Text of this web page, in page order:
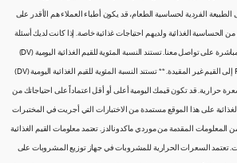
الطبيعة الفردية لحساسية الطعام، قد يكون أطباء العملاء هم الأقدر على
الحساسية الغذائية ولديهم احتياجات غذائية خاصة. إذا كانت لديك أسئلة
حول طعامنا، يُرجى التواصل معنا مباشرة على تواصل معنا. تستند النسبة المئوية للقيم الغذائية اليومية (DV)
والكميات الغذائية الموصى بها RDIs إلى القيم غير المقيدة. ** تستند النسبة المئوية للقيم الغذائية اليومية (DV)
نظام غذائي يحتوي على 2000 سعرة حرارية. قد تكون قيمك اليومية أعلى أو أقل اعتماداً على احتياجاتك من
على هذا الموقع مستمدة من الاختبارات التي أجريت في المختبرات
المعلومات المقدمة من موردي ماكدونالدز. تعتمد معلومات القيم الغذائية
تعتمد السعرات الحرارية للمشروبات في جهاز توزيع المشروبات على